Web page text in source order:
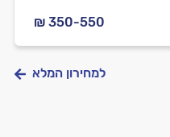
₪ 350-550
למחירון המלא